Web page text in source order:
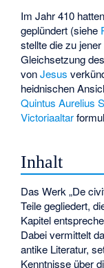
Im Jahr 410
geplündert (siehe
stellte die zu
Gleichsetzung
vonJesus
heidnischen
Quintus Aurelius
Victoriaaltar
Inhalt
Das Werk „De
Teile gegliedert,
Kapitel
Dabei vermittelt
antike Literatur,
Kenntnisse über